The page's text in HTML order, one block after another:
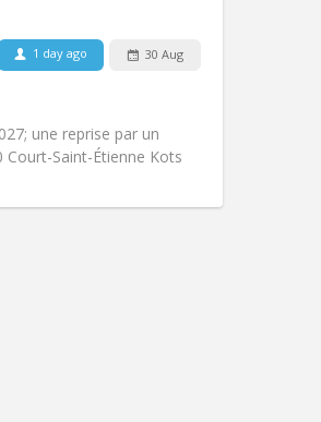
1 day ago 30 Aug
une reprise par un
Court-Saint-Étienne Kots
studious, warm